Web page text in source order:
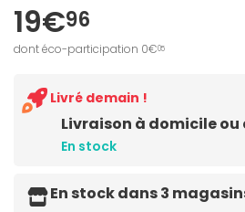
19€96
dont éco-participation 0€05
Livraison à domicile ou
En stock
Livré demain !
En stock dans 3